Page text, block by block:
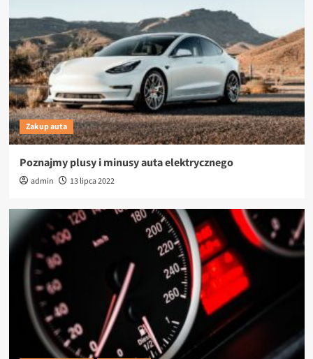
Zakup auta
Poznajmy plusy i minusy auta elektrycznego
admin 13 lipca 2022